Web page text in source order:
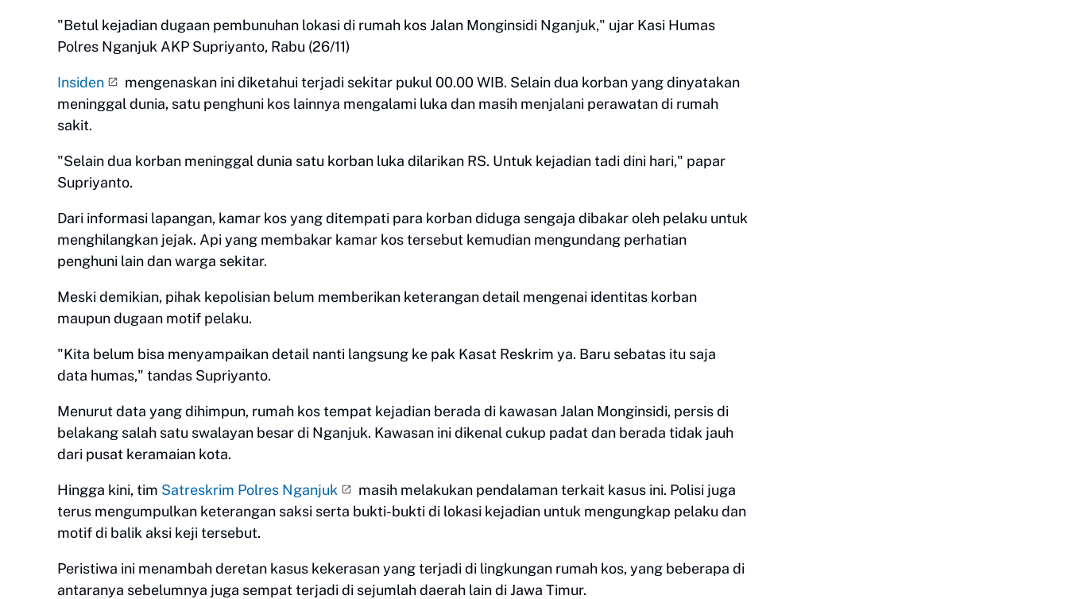
"Betul kejadian dugaan pembunuhan lokasi di rumah kos Jalan Monginsidi Nganjuk," ujar Kasi Humas
Polres Nganjuk AKP Supriyanto, Rabu (26/11)
Insiden
mengenaskan ini diketahui terjadi sekitar pukul 00.00 WIB. Selain dua korban yang dinyatakan
meninggal dunia, satu penghuni kos lainnya mengalami luka dan masih menjalani perawatan di rumah
sakit.
"Selain dua korban meninggal dunia satu korban luka dilarikan RS. Untuk kejadian tadi dini hari," papar
Supriyanto.
Dari informasi lapangan, kamar kos yang ditempati para korban diduga sengaja dibakar oleh pelaku untuk
menghilangkan jejak. Api yang membakar kamar kos tersebut kemudian mengundang perhatian
penghuni lain dan warga sekitar.
Meski demikian, pihak kepolisian belum memberikan keterangan detail mengenai identitas korban
maupun dugaan motif pelaku.
"Kita belum bisa menyampaikan detail nanti langsung ke pak Kasat Reskrim ya. Baru sebatas itu saja
data humas," tandas Supriyanto.
Menurut data yang dihimpun, rumah kos tempat kejadian berada di kawasan Jalan Monginsidi, persis di
belakang salah satu swalayan besar di Nganjuk. Kawasan ini dikenal cukup padat dan berada tidak jauh
dari pusat keramaian kota.
Hingga kini, tim Satreskrim Polres Nganjuk
masih melakukan pendalaman terkait kasus ini. Polisi juga
terus mengumpulkan keterangan saksi serta bukti-bukti di lokasi kejadian untuk mengungkap pelaku dan
motif di balik aksi keji tersebut.
Peristiwa ini menambah deretan kasus kekerasan yang terjadi di lingkungan rumah kos, yang beberapa di
antaranya sebelumnya juga sempat terjadi di sejumlah daerah lain di Jawa Timur.